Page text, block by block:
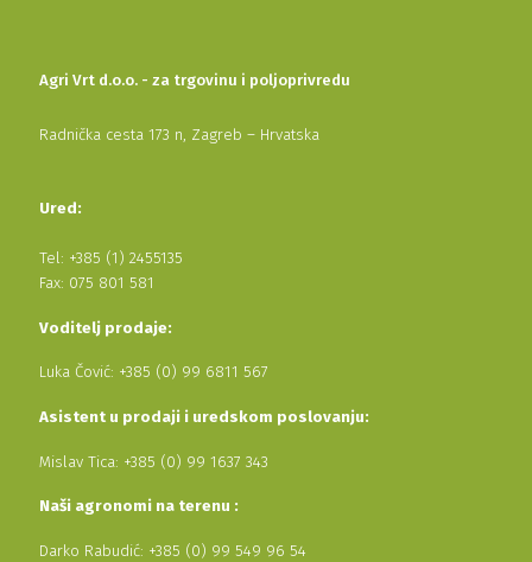
Agri Vrt d.o.o. - za trgovinu i poljoprivredu
Radnička cesta 173 n, Zagreb – Hrvatska
Ured:
Tel: +385 (1) 2455135
Fax: 075 801 581
Voditelj prodaje:
Luka Čović: +385 (0) 99 6811 567
Asistent u prodaji i uredskom poslovanju:
Mislav Tica: +385 (0) 99 1637 343
Naši agronomi na terenu :
Darko Rabudić: +385 (0) 99 549 96 54